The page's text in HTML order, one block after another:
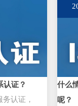
认证？
认证，
什么
呢？